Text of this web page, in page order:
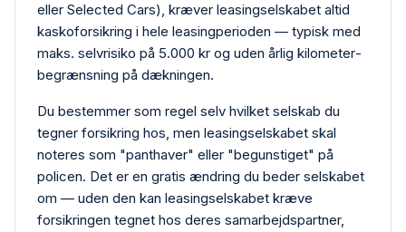
eller Selected Cars), kræver leasing­selskabet altid
kasko­forsikring i hele leasing­perioden — typisk med
maks. selvrisiko på 5.000 kr og uden årlig kilometer­
begrænsning på dækningen.
Du bestemmer som regel selv hvilket selskab du
tegner forsikring hos, men leasing­selskabet skal
noteres som "panthaver" eller "begunstiget" på
policen. Det er en gratis ændring du beder selskabet
om — uden den kan leasing­selskabet kræve
forsikringen tegnet hos deres samarbejdspartner,